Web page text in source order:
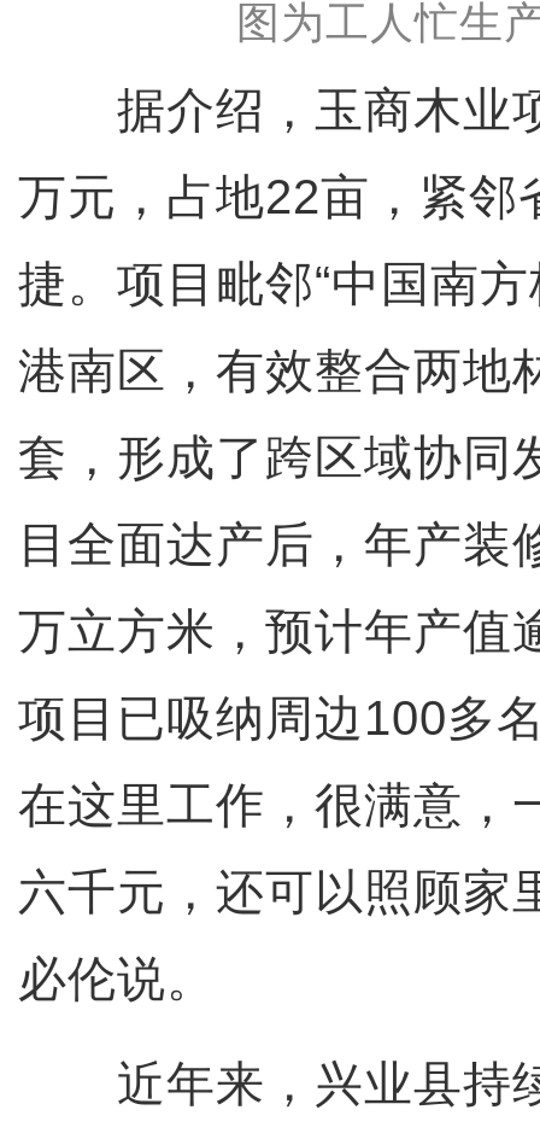
图为工人忙生
据介绍，玉商木业
万元，占地22亩，紧邻
捷。项目毗邻“中国南
港南区，有效整合两地
套，形成了跨区域协同
目全面达产后，年产装
万立方米，预计年产值
项目已吸纳周边100多
在这里工作，很满意，
六千元，还可以照顾家
必伦说。
近年来，兴业县持